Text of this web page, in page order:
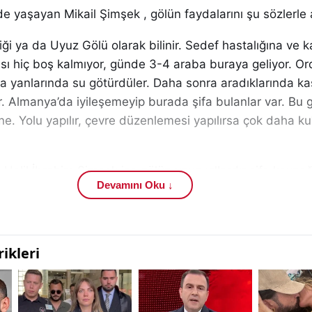
yaşayan Mikail Şimşek , gölün faydalarını şu sözlerle
ya da Uyuz Gölü olarak bilinir. Sedef hastalığına ve
hiç boş kalmıyor, günde 3-4 araba buraya geliyor.
su götürdüler. Daha sonra aradıklarında
Almanya’da iyileşemeyip burada şifa bulanlar var. Bu
Yolu yapılır, çevre düzenlemesi yapılırsa çok daha
Halil İbrahim Şimşek ise gölün uzun yıllardır şifa
Çermik olarak bilinir. Yazın çok kalabalık oluyor ve
söylüyorlar. Avrupa’da birçok doktora gidip
kişiler var. Doğal bir ortamı ve temiz havası var.
kadınlar göle girmekte zorlanıyor. Buraya banyo ve
yapılırsa çok daha faydalı olur.”
Devamını Oku ↓